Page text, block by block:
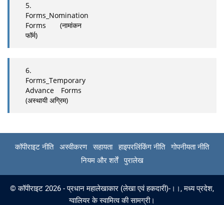
5.
Forms_Nomination
Forms (नामांकन
फॉर्म)
6.
Forms_Temporary
Advance Forms
(अस्थायी अग्रिम)
कॉपीराइट नीति अस्वीकरण सहायता हाइपरलिंकिंग नीति
गोपनीयता नीति
नियम और शर्तें
पुरालेख
© कॉपीराइट 2026 - प्रधान महालेखाकार (लेखा एवं हकदारी)-।।, मध्‍य प्रदेश,
ग्‍वालियर के स्वामित्व की सामग्री।